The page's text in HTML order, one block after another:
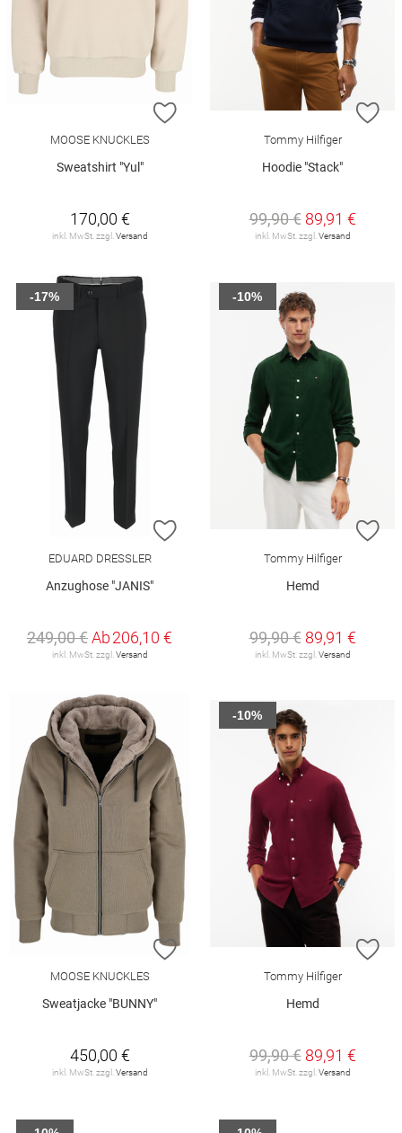
ZUR WUNSCHLISTE HINZUFÜGEN
MOOSE KNUCKLES
Sweatshirt "Yul"
170,00 €
inkl. MwSt. zzgl. Versand
Tommy Hilfiger
Hoodie "Stack"
99,90 € 89,91 €
inkl. MwSt. zzgl. Versand
ZUR WUNSCHLISTE HINZUFÜGEN
EDUARD DRESSLER
Anzughose "JANIS"
249,00 €Ab206,10 €
inkl. MwSt. zzgl. Versand
-17%
Tommy Hilfiger
Hemd
99,90 € 89,91 €
inkl. MwSt. zzgl. Versand
-10%
ZUR WUNSCHLISTE HINZUFÜGEN
MOOSE KNUCKLES
Sweatjacke "BUNNY"
450,00 €
inkl. MwSt. zzgl. Versand
Tommy Hilfiger
Hemd
99,90 € 89,91 €
inkl. MwSt. zzgl. Versand
-10%